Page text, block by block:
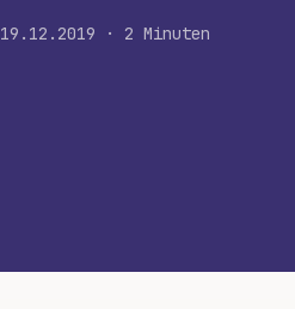
19.12.2019 · 2 Minuten